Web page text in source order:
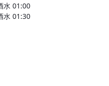
水 01:00
水 01:30